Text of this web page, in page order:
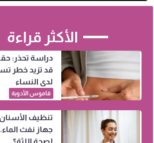
الأكثر قراءة
دراسة تحذر:
قد تزيد خطر
لدى النساء
قاموس الأدوية
تنظيف الأسنان
جهاز نفث